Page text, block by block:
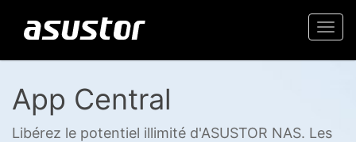
App Central
Libérez le potentiel illimité d'ASUSTOR NAS. Les